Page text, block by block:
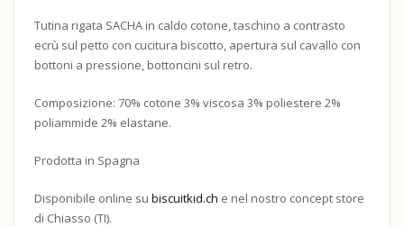
Tutina rigata SACHA in caldo cotone, taschino a contrasto
ecrù sul petto con cucitura biscotto, apertura sul cavallo con
bottoni a pressione, bottoncini sul retro.
Composizione: 70% cotone 3% viscosa 3% poliestere 2%
poliammide 2% elastane.
Prodotta in Spagna
Disponibile online su biscuitkid.ch e nel nostro concept store
di Chiasso (TI).